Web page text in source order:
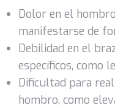
Dolor en el
manifestarse de
Debilidad en el
específicos, como
Dificultad para
hombro, como